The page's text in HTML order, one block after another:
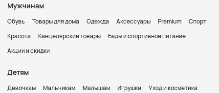
Мужчинам
Обувь Товары для дома Одежда Аксессуары Premium
Спорт
Красота
Канцелярские товары
Бады и спортивное питание
Акции и скидки
Детям
Девочкам Мальчикам Малышам Игрушки
Уход и косметика